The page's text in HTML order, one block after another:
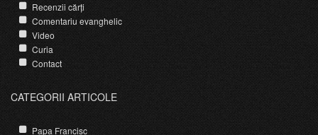
Recenzii cărți
Comentariu evanghelic
Video
Curia
Contact
CATEGORII ARTICOLE
Papa Francisc